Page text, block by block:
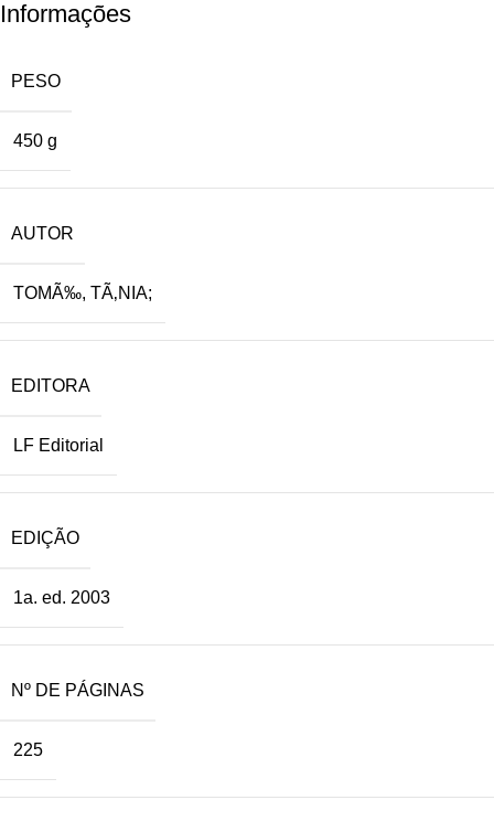
Informações
PESO
450 g
AUTOR
TOMÃ‰, TÃ‚NIA;
EDITORA
LF Editorial
EDIÇÃO
1a. ed. 2003
Nº DE PÁGINAS
225